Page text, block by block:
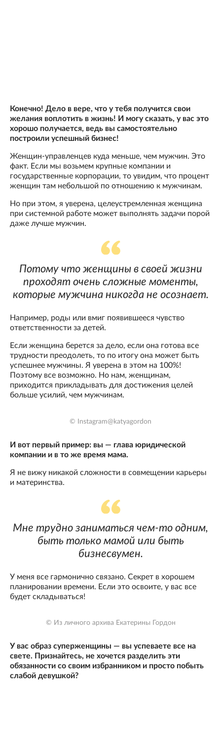
Конечно! Дело в вере, что у тебя получится свои
желания воплотить в жизнь! И могу сказать, у вас это
хорошо получается, ведь вы самостоятельно
построили успешный бизнес!
Женщин-управленцев куда меньше, чем мужчин. Это
факт. Если мы возьмем крупные компании и
государственные корпорации, то увидим, что процент
женщин там небольшой по отношению к мужчинам.
Но при этом, я уверена, целеустремленная женщина
при системной работе может выполнять задачи порой
даже лучше мужчин.
Потому что женщины в своей жизни
проходят очень сложные моменты,
которые мужчина никогда не осознает.
Например, роды или вмиг появившееся чувство
ответственности за детей.
Если женщина берется за дело, если она готова все
трудности преодолеть, то по итогу она может быть
успешнее мужчины. Я уверена в этом на 100%!
Поэтому все возможно. Но нам, женщинам,
приходится прикладывать для достижения целей
больше усилий, чем мужчинам.
© Instagram@katyagordon
И вот первый пример: вы — глава юридической
компании и в то же время мама.
Я не вижу никакой сложности в совмещении карьеры
и материнства.
Мне трудно заниматься чем-то одним,
быть только мамой или быть
бизнесвумен.
У меня все гармонично связано. Секрет в хорошем
планировании времени. Если это освоите, у вас все
будет складываться!
© Из личного архива Екатерины Гордон
У вас образ суперженщины — вы успеваете все на
свете. Признайтесь, не хочется разделить эти
обязанности со своим избранником и просто побыть
слабой девушкой?